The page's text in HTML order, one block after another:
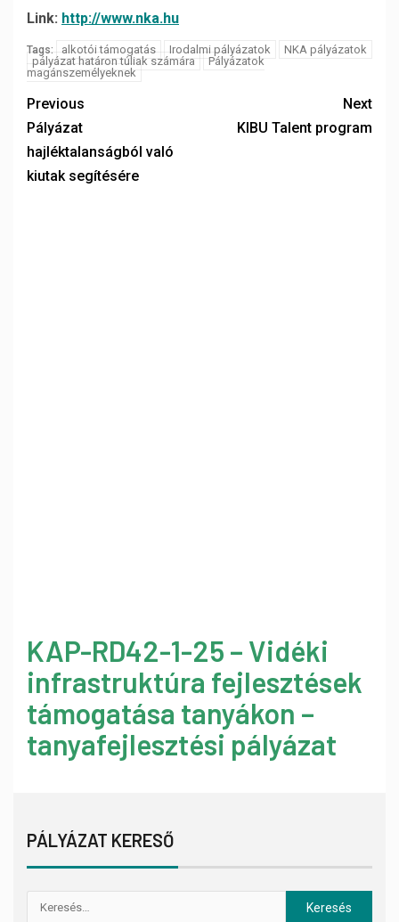
Link: http://www.nka.hu
Tags: alkotói támogatás Irodalmi pályázatok
NKA pályázatok
pályázat határon túliak számára
Pályázatok
magánszemélyeknek
Previous
Pályázat
hajléktalanságból való
kiutak segítésére
Next
KIBU Talent program
KAP-RD42-1-25 – Vidéki
infrastruktúra fejlesztések
támogatása tanyákon –
tanyafejlesztési pályázat
PÁLYÁZAT KERESŐ